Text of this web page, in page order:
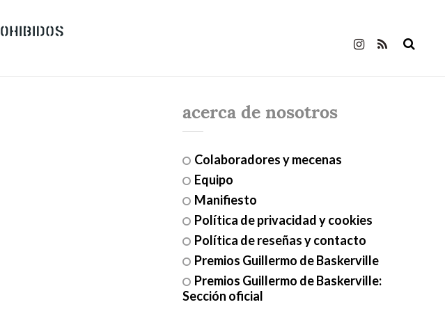
acerca de nosotros
Colaboradores y mecenas
Equipo
Manifiesto
Política de privacidad y cookies
Política de reseñas y contacto
Premios Guillermo de Baskerville
Premios Guillermo de Baskerville:
Sección oficial